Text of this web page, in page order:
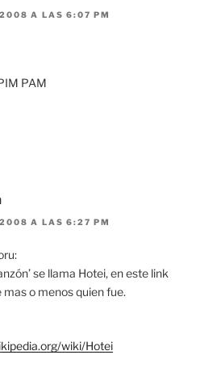
A LAS 6:07 PM
PAM
A LAS 6:27 PM
se llama Hotei, en este link
o menos quien fue.
wiki/Hotei